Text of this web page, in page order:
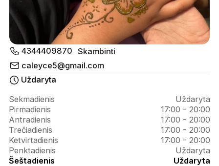
Apie
HennabyC
4344409870
Skambinti
caleyce5@gmail.com
Uždaryta
Sekmadienis
Uždaryta
Pirmadienis
17:00 - 20:00
Antradienis
17:00 - 20:00
Trečiadienis
17:00 - 20:00
Ketvirtadienis
17:00 - 20:00
Penktadienis
Uždaryta
Šeštadienis
Uždaryta